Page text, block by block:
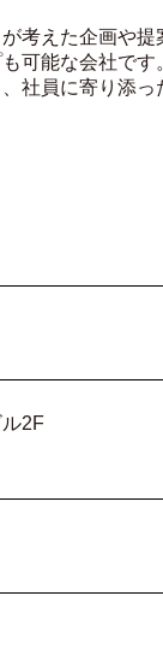
考えた企画や提
可能な会社です
社員に寄り添っ
2F